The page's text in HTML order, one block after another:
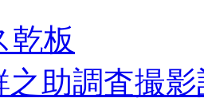
乾板
之助調査撮